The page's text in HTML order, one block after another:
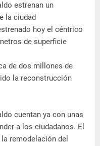
estrenan un
la ciudad
hoy el céntrico
de superficie
de dos millones de
la reconstrucción
cuentan ya con unas
a los ciudadanos. El
remodelación del